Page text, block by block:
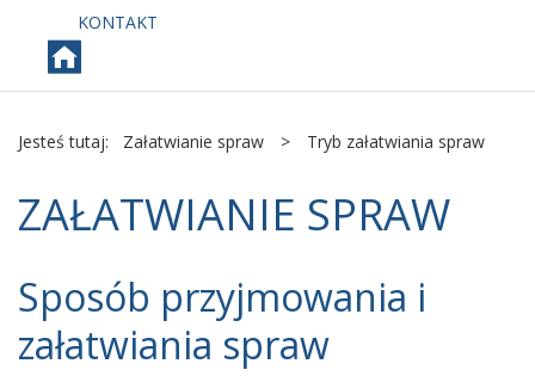
KONTAKT
Jesteś tutaj: Załatwianie spraw > Tryb załatwiania spraw
ZAŁATWIANIE SPRAW
Sposób przyjmowania i
załatwiania spraw